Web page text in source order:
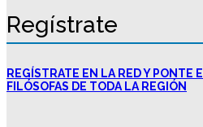
Regístrate
REGÍSTRATE EN LA RED Y PONTE
FILÓSOFAS DE TODA LA REGIÓN